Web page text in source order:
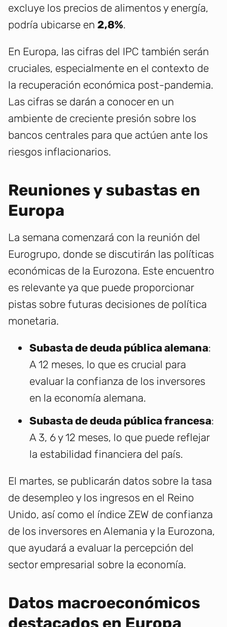
excluye los precios de alimentos y energía,
podría ubicarse en 2,8%.
En Europa, las cifras del IPC también serán
cruciales, especialmente en el contexto de
la recuperación económica post-pandemia.
Las cifras se darán a conocer en un
ambiente de creciente presión sobre los
bancos centrales para que actúen ante los
riesgos inflacionarios.
Reuniones y subastas en
Europa
La semana comenzará con la reunión del
Eurogrupo, donde se discutirán las políticas
económicas de la Eurozona. Este encuentro
es relevante ya que puede proporcionar
pistas sobre futuras decisiones de política
monetaria.
Subasta de deuda pública alemana:
A 12 meses, lo que es crucial para
evaluar la confianza de los inversores
en la economía alemana.
Subasta de deuda pública francesa:
A 3, 6 y 12 meses, lo que puede reflejar
la estabilidad financiera del país.
El martes, se publicarán datos sobre la tasa
de desempleo y los ingresos en el Reino
Unido, así como el índice ZEW de confianza
de los inversores en Alemania y la Eurozona,
que ayudará a evaluar la percepción del
sector empresarial sobre la economía.
Datos macroeconómicos
destacados en Europa